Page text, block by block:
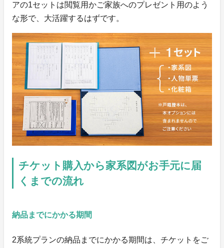
アの1セットは閲覧用かご家族へのプレゼント用のよう
な形で、大活躍するはずです。
チケット購入から家系図がお手元に届
くまでの流れ
納品までにかかる期間
2系統プランの納品までにかかる期間は、チケットをご